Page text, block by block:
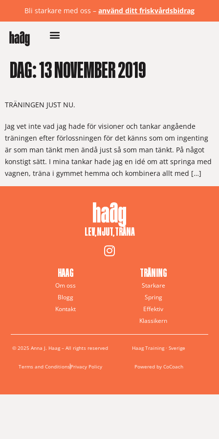
Bli starkare med oss – använd ditt friskvårdsbidrag
DAG:13 NOVEMBER 2019
TRÄNINGEN JUST NU.
Jag vet inte vad jag hade för visioner och tankar angående
träningen efter förlossningen för det känns som om ingenting
är som man tänkt men ändå just så som man tänkt. På något
konstigt sätt. I mina tankar hade jag en idé om att springa med
vagnen, träna i gymmet hemma och kombinera allt med […]
LEV, NJUT, TRÄNA
HAAG
Om oss
Blogg
Kontakt
TRÄNING
Starkare
Spring
Effektiv
Klassikern
© 2025 Anna J. Haag – All rights reserved
Terms and ConditionsPrivacy Policy
Haag Training · Sverige
Powered by CoCoach